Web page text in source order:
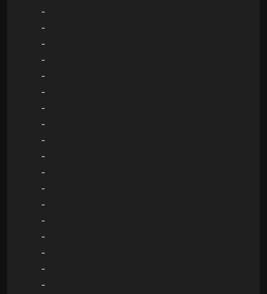
-
-
-
-
-
-
-
-
-
-
-
-
-
-
-
-
-
-